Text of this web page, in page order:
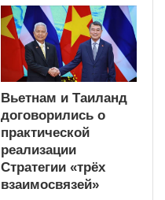
Вьетнам и Таиланд
договорились о
практической
реализации
Стратегии «трёх
взаимосвязей»